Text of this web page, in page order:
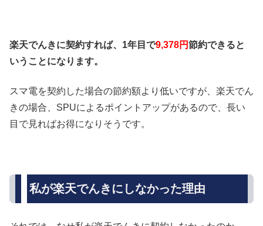
楽天でんきに契約すれば、1年目で9,378円節約できると
いうことになります。
スマ電を契約した場合の節約額より低いですが、楽天でん
きの場合、SPUによるポイントアップがあるので、長い
目で見ればお得になりそうです。
私が楽天でんきにしなかった理由